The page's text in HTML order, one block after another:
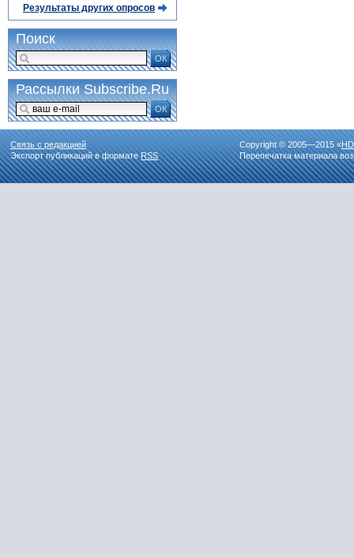
Результаты других опросов
Поиск
ОК
Рассылки Subscribe.Ru
ОК
Связь с редакцией
Экспорт публикаций в форматеRSS
Copyright © 2005—2015 «
Перепечатка материала